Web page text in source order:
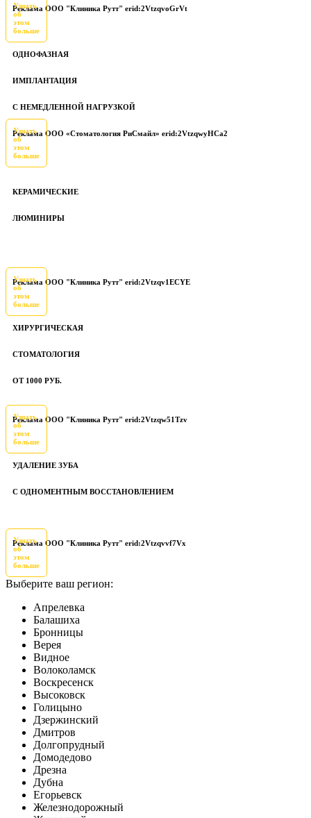
Реклама ООО "Клиника Рутт" erid:2VtzqvoGrVt
Узнать
об
этом
больше
ОДНОФАЗНАЯ
ИМПЛАНТАЦИЯ
С НЕМЕДЛЕННОЙ НАГРУЗКОЙ
Реклама ООО «Стоматология РиСмайл» erid:2VtzqwyHCa2
Узнать
об
этом
больше
КЕРАМИЧЕСКИЕ
ЛЮМИНИРЫ
Реклама ООО "Клиника Рутт" erid:2Vtzqv1ECYE
Узнать
об
этом
больше
ХИРУРГИЧЕСКАЯ
СТОМАТОЛОГИЯ
ОТ 1000 РУБ.
Реклама ООО "Клиника Рутт" erid:2Vtzqw51Tzv
Узнать
об
этом
больше
УДАЛЕНИЕ ЗУБА
С ОДНОМЕНТНЫМ ВОССТАНОВЛЕНИЕМ
Реклама ООО "Клиника Рутт" erid:2Vtzqvvf7Vx
Узнать
об
этом
больше
Выберите ваш регион:
Апрелевка
Балашиха
Бронницы
Верея
Видное
Волоколамск
Воскресенск
Высоковск
Голицыно
Дзержинский
Дмитров
Долгопрудный
Домодедово
Дрезна
Дубна
Егорьевск
Железнодорожный